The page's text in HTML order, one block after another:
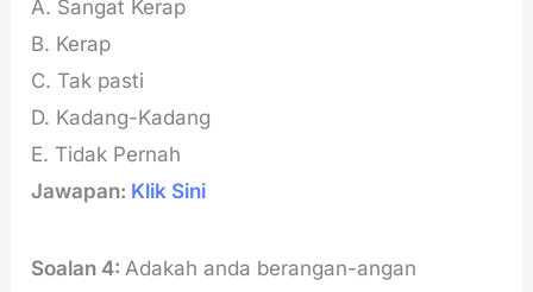
A. Sangat Kerap
B. Kerap
C. Tak pasti
D. Kadang-Kadang
E. Tidak Pernah
Jawapan: Klik Sini
Soalan 4:Adakah anda berangan-angan